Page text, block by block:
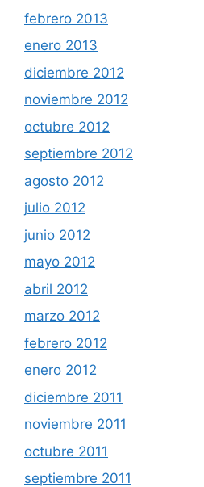
febrero 2013
enero 2013
diciembre 2012
noviembre 2012
octubre 2012
septiembre 2012
agosto 2012
julio 2012
junio 2012
mayo 2012
abril 2012
marzo 2012
febrero 2012
enero 2012
diciembre 2011
noviembre 2011
octubre 2011
septiembre 2011